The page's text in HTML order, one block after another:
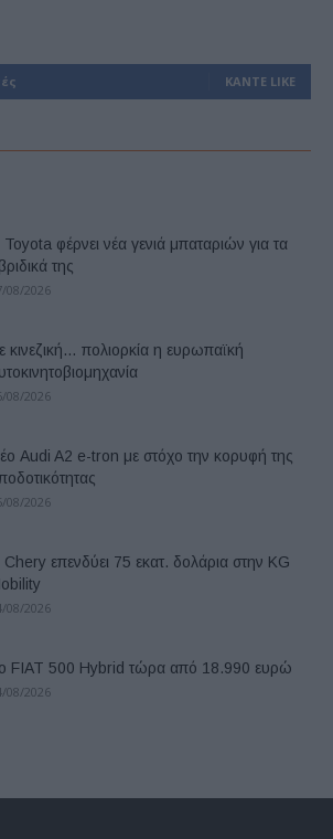
ΚΆΝΤΕ LIKE
φέρνει νέα γενιά μπαταριών για τα
της
08/2026
κινεζική… πολιορκία η ευρωπαϊκή
08/2026
Audi A2 e-tron με στόχο την κορυφή της
08/2026
επενδύει 75 εκατ. δολάρια στην KG
08/2026
FIAT 500 Hybrid τώρα από 18.990 ευρώ
08/2026